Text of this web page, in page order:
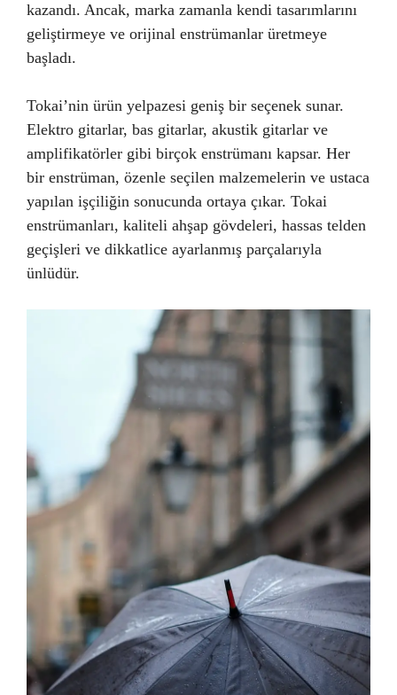
kazandı. Ancak, marka zamanla kendi tasarımlarını
geliştirmeye ve orijinal enstrümanlar üretmeye
başladı.
Tokai’nin ürün yelpazesi geniş bir seçenek sunar.
Elektro gitarlar, bas gitarlar, akustik gitarlar ve
amplifikatörler gibi birçok enstrümanı kapsar. Her
bir enstrüman, özenle seçilen malzemelerin ve ustaca
yapılan işçiliğin sonucunda ortaya çıkar. Tokai
enstrümanları, kaliteli ahşap gövdeleri, hassas telden
geçişleri ve dikkatlice ayarlanmış parçalarıyla
ünlüdür.